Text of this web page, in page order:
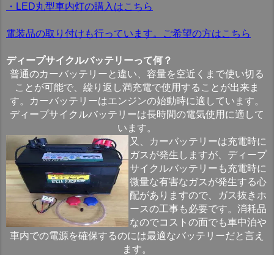
・LED丸型車内灯の購入はこちら
電装品の取り付けも行っています。ご希望の方はこちら
ディープサイクルバッテリーって何？
普通のカーバッテリーと違い、容量を空近くまで使い切る
ことが可能で、繰り返し満充電で使用することが出来ま
す。カーバッテリーはエンジンの始動時に適しています。
ディープサイクルバッテリーは長時間の電気使用に適して
います。
又、カーバッテリーは充電時に
ガスが発生しますが、ディープ
サイクルバッテリーも充電時に
微量な有害なガスが発生する心
配がありますので、ガス抜きホ
ースの工事も必要です。消耗品
なのでコストの面でも車中泊や
車内での電源を確保するのには最適なバッテリーだと言え
ます。